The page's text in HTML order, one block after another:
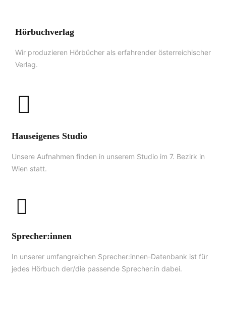
Hörbuchverlag
Wir produzieren Hörbücher als erfahrender österreichischer
Verlag.
Hauseigenes Studio
Unsere Aufnahmen finden in unserem Studio im 7. Bezirk in
Wien statt.
Sprecher:innen
In unserer umfangreichen Sprecher:innen-Datenbank ist für
jedes Hörbuch der/die passende Sprecher:in dabei.